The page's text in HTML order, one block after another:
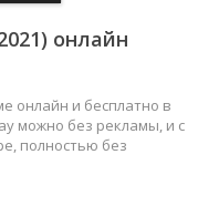
онлайн
онлайн и бесплатно в
можно без рекламы, и с
полностью без